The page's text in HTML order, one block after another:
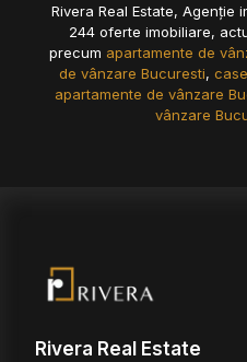
Rivera Real Estate, Agenție
244 oferte imobiliare,
precum apartamente de
de vânzare Bucuresti,
apartamente de vânzare
vânzare
Rivera Real Estate